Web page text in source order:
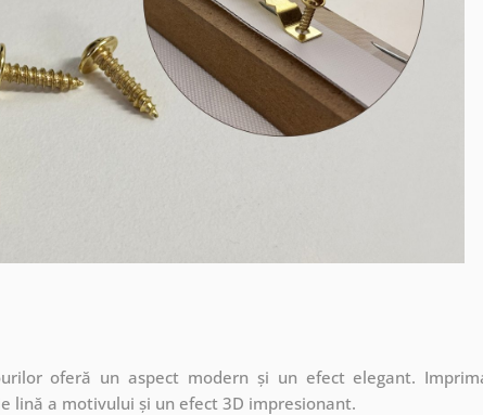
oferă un aspect modern și un efect elegant.
lină a motivului și un efect 3D impresionant.